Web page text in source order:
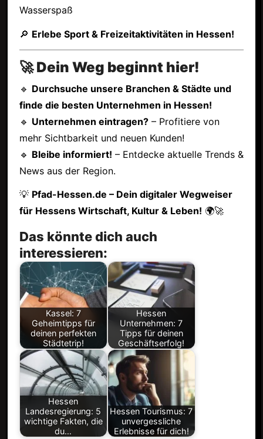
Wasserspaß
🔎 Erlebe Sport & Freizeitaktivitäten in Hessen!
🚀 Dein Weg beginnt hier!
🔹 Durchsuche unsere Branchen & Städte und
finde die besten Unternehmen in Hessen!
🔹 Unternehmen eintragen?– Profitiere von
mehr Sichtbarkeit und neuen Kunden!
🔹 Bleibe informiert! – Entdecke aktuelle Trends &
News aus der Region.
💡 Pfad-Hessen.de – Dein digitaler Wegweiser
für Hessens Wirtschaft, Kultur & Leben! 🌍🚀
Das könnte dich auch
interessieren:
Kassel: 7
Geheimtipps für
deinen perfekten
Städtetrip!
Hessen
Unternehmen: 7
Tipps für deinen
Geschäftserfolg!
Hessen
Landesregierung: 5
wichtige Fakten, die
du…
Hessen Tourismus: 7
unvergessliche
Erlebnisse für dich!